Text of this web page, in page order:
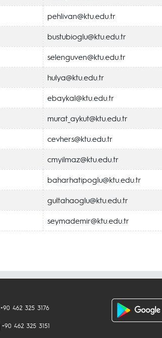
pehlivan@ktu.edu.tr
bustubioglu@ktu.edu.tr
selenguven@ktu.edu.tr
hulya@ktu.edu.tr
ebaykal@ktu.edu.tr
murat_aykut@ktu.edu.tr
cevhers@ktu.edu.tr
cmyilmaz@ktu.edu.tr
baharhatipoglu@ktu.edu.tr
gultahaoglu@ktu.edu.tr
seymademir@ktu.edu.tr
+90 462 325 3176
+90 462 325 3151